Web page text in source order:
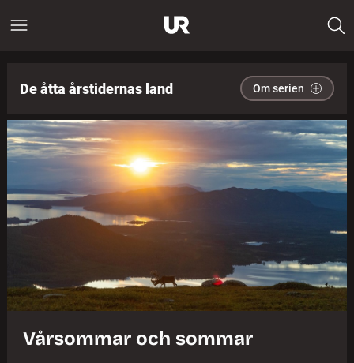
De åtta årstidernas land Om serien
Vårsommar och sommar